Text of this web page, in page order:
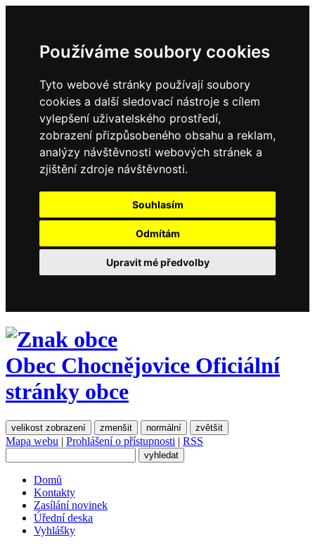
Používáme soubory cookies
Tyto webové stránky používají soubory
cookies a další sledovací nástroje s cílem
vylepšení uživatelského prostředí,
zobrazení přizpůsobeného obsahu a reklam,
analýzy návštěvnosti webových stránek a
zjištění zdroje návštěvnosti.
Souhlasím
Odmítám
Upravit mé předvolby
Obec Chocnějovice Oficiální
stránky obce
velikost zobrazení zmenšit normální zvětšit
Mapa webu | Prohlášení o přístupnosti | RSS
Domů
Kontakty
Zasílání novinek
Úřední deska
Vyhlášky